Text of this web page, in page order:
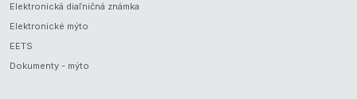
Elektronická diaľničná známka
Elektronické mýto
EETS
Dokumenty - mýto